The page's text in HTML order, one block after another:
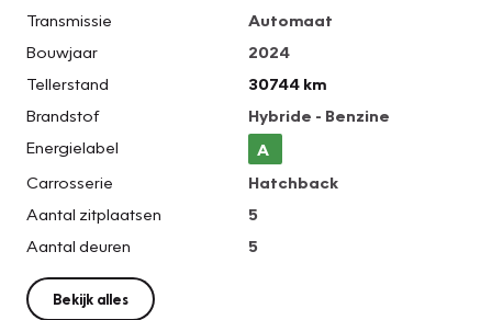
Transmissie
Automaat
Bouwjaar
2024
Tellerstand
30744 km
Brandstof
Hybride - Benzine
Energielabel
A
Carrosserie
Hatchback
Aantal zitplaatsen
5
Aantal deuren
5
Bekijk alles